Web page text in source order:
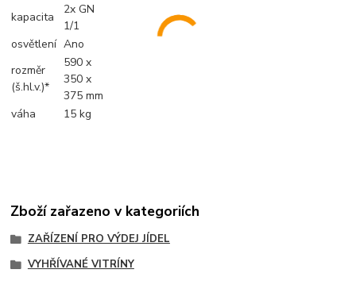
kapacita
2x GN
1/1
osvětlení Ano
rozměr
(š.hl.v.)*
590 x
350 x
375 mm
váha
15 kg
Zboží zařazeno v kategoriích
ZAŘÍZENÍ PRO VÝDEJ JÍDEL
VYHŘÍVANÉ VITRÍNY